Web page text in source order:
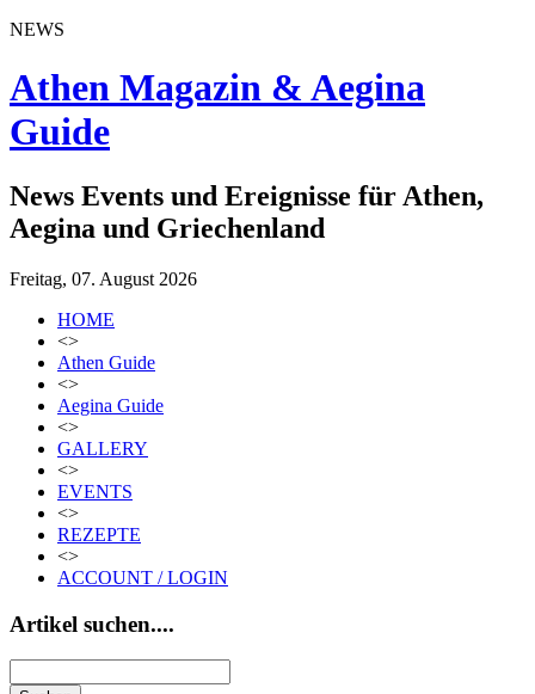
NEWS
Athen Magazin & Aegina
Guide
News Events und Ereignisse für Athen,
Aegina und Griechenland
Freitag, 07. August 2026
HOME
<>
Athen Guide
<>
Aegina Guide
<>
GALLERY
<>
EVENTS
<>
REZEPTE
<>
ACCOUNT / LOGIN
Artikel suchen....